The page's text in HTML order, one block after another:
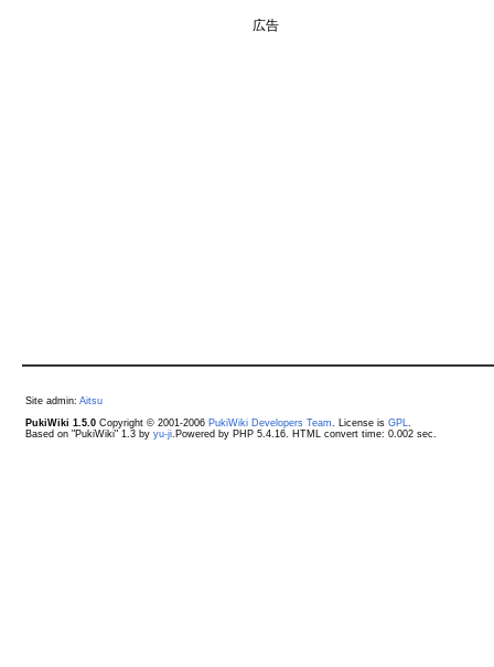
広告
Site admin: Aitsu
PukiWiki 1.5.0Copyright © 2001-2006 PukiWiki Developers Team . License is GPL
Based on "PukiWiki" 1.3 by yu-ji.Powered by PHP 5.4.16. HTML convert time: 0.002 sec.